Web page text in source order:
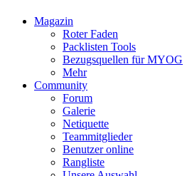
Magazin
Roter Faden
Packlisten Tools
Bezugsquellen für MYOG
Mehr
Community
Forum
Galerie
Netiquette
Teammitglieder
Benutzer online
Rangliste